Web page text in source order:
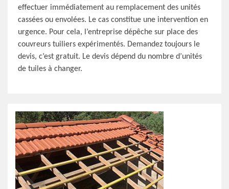
effectuer immédiatement au remplacement des unités
cassées ou envolées. Le cas constitue une intervention en
urgence. Pour cela, l’entreprise dépêche sur place des
couvreurs tuiliers expérimentés. Demandez toujours le
devis, c’est gratuit. Le devis dépend du nombre d’unités
de tuiles à changer.